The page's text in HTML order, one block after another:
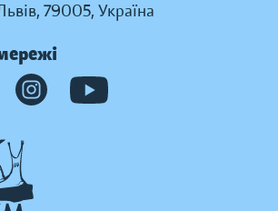
79005, Україна